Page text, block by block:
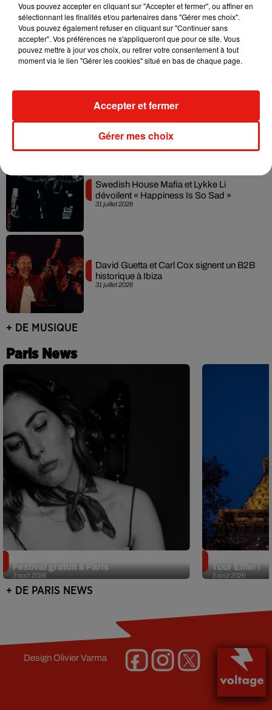
6 août 2026
Il y a 10 ans, DJ Snake changeait de
dimension avec son premier...
3 août 2026
Fred again.. et Latin Mafia dévoilent enfin
leur mixtape créée en...
31 juillet 2026
Swedish House Mafia et Lykke Li
dévoilent « Happiness Is So Sad »
31 juillet 2026
David Guetta et Carl Cox signent un B2B
historique à Ibiza
+ DE MUSIQUE
Paris News
3 août 2026
Festival gratuit à Paris
3 août 2026
Tour Eiffel !
+ DE PARIS NEWS
DesignOlivier Varma
Vous pouvez accepter en cliquant sur "Accepter et fermer", ou affiner en
sélectionnant les finalités et/ou partenaires dans "Gérer mes choix".
Vous pouvez également refuser en cliquant sur "Continuer sans
accepter". Vos préférences ne s'appliqueront que pour ce site. Vous
pouvez mettre à jour vos choix, ou retirer votre consentement à tout
moment via le lien "Gérer les cookies" situé en bas de chaque page.
Gérer mes choix
Accepter et fermer